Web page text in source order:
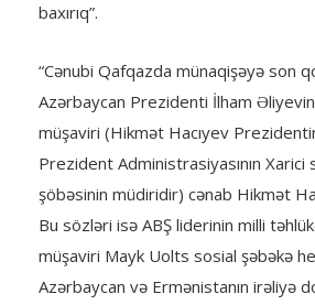
baxırıq”.
“Cənubi Qafqazda münaqişəyə son
Azərbaycan Prezidenti İlham
müşaviri (Hikmət Hacıyev
Prezident Administrasiyasının Xarici
şöbəsinin müdiridir) cənab Hikmət
Bu sözləri isə ABŞ liderinin milli
müşaviri Mayk Uolts sosial şəbəkə
Azərbaycan və Ermənistanın irəliyə